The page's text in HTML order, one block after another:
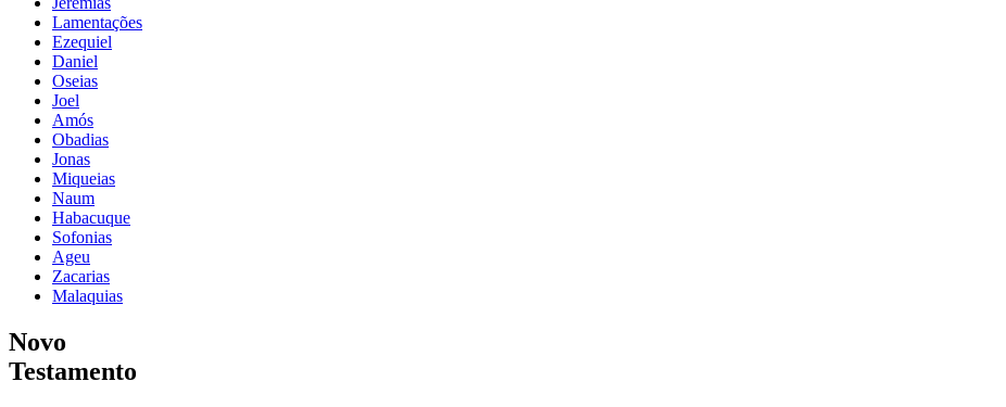
Lamentações
Ezequiel
Daniel
Oseias
Joel
Amós
Obadias
Jonas
Miqueias
Naum
Habacuque
Sofonias
Ageu
Zacarias
Malaquias
Novo
Testamento